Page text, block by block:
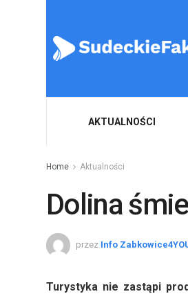
AKTUALNOŚCI
Home Aktualności
Dolina
przez Info
Turystyka nie zastąpi